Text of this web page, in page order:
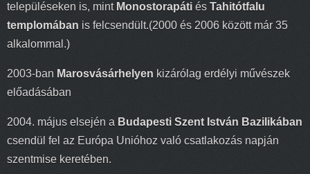
településeken is, mint Monostorapáti és Tahitótfalu
templomában is felcsendült.(2000 és 2006 között már 35
alkalommal.)
2003-ban Marosvásárhelyen kizárólag erdélyi művészek
előadásában
2004. május elsején a Budapesti Szent István Bazilikában
csendül fel az Európa Unióhoz való csatlakozás napján
szentmise keretében.